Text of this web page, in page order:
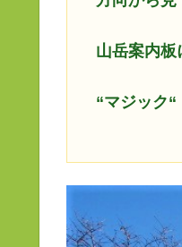
山岳案内板
“マジック